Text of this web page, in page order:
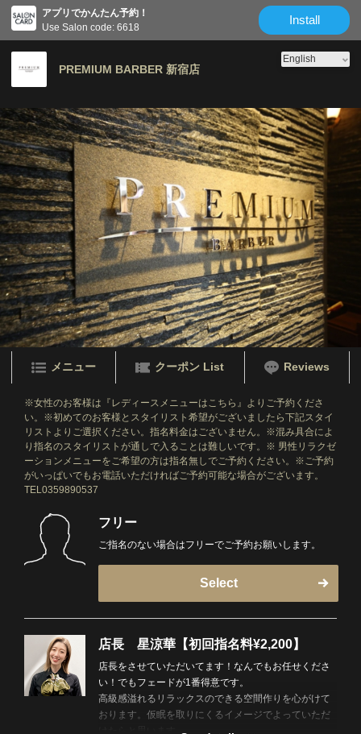
アプリでかんたん予約！
Use Salon code: 6618
Install
PREMIUM BARBER 新宿店
メニュー クーポン List Reviews
※女性のお客様は『レディースメニューはこちら』よりご予約くださ
い。※初めてのお客様とスタイリスト希望がございましたら下記スタイ
リストよりご選択ください。指名料金はございません。※混み具合によ
り指名のスタイリストが通しで入ることは難しいです。※ 男性リラクゼ
ーションメニューをご希望の方は指名無しでご予約ください。※ご予約
がいっぱいでもお電話いただければご予約可能な場合がございます。
TEL0359890537
フリー
ご指名のない場合はフリーでご予約お願いします。
Select
店長 星涼華【初回指名料¥2,200】
店長をさせていただいてます！なんでもお任せくださ
い！でもフェードが1番得意です。
高級感溢れるリラックスのできる空間作りを心がけて
おります。仮眠を取りにくるイメージでよっていただ